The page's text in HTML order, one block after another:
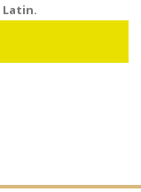
Latin.